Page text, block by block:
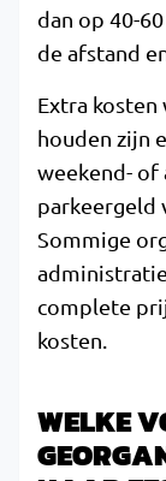
dan op 40-
de afstand
Extra
houden zijn
weekend-
parkeergeld
Sommige
complete
kosten.
WELKE